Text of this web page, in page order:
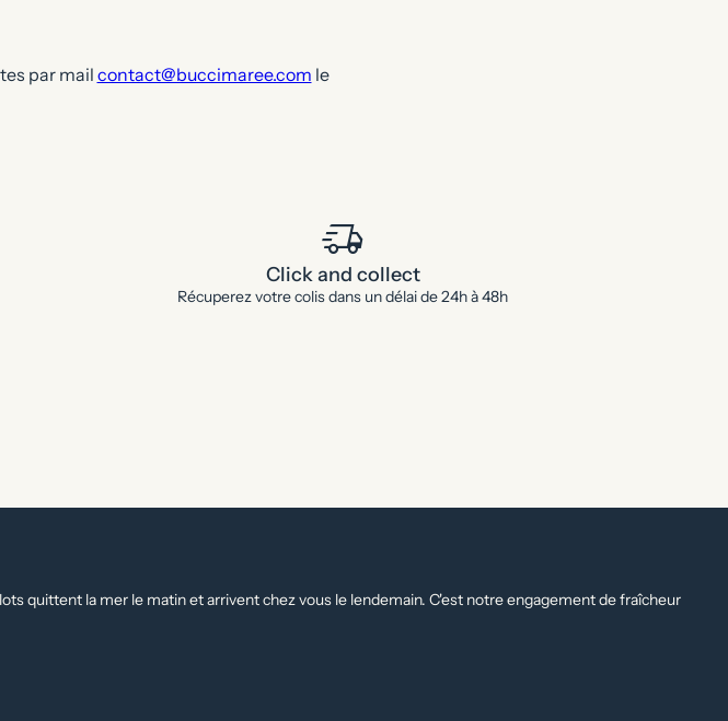
par mailcontact@buccimaree.com le
delivery_truck_speed
Click and collect
Récuperez votre colis dans un délai de 24h à 48h
quittent la mer le matin et arrivent chez vous le lendemain. C'est notre engagement de fraîcheur